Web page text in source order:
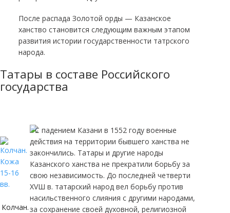
После распада Золотой орды — Казанское
ханство становится следующим важным этапом
развития истории государственности татрского
народа.
Татары в составе Российского
государства
Колчан.
С падением Казани в 1552 году военные
действия на территории бывшего ханства не
закончились. Татары и другие народы
Казанского ханства не прекратили борьбу за
свою независимость. До последней четверти
XVШ в. татарский народ вел борьбу против
насильственного слияния с другими народами,
за сохранение своей духовной, религиозной